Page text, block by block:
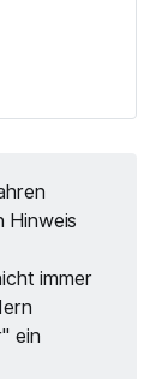
Hinweis
immer
ein